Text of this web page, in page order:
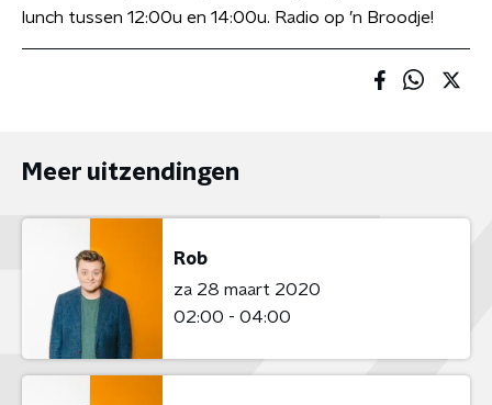
lunch tussen 12:00u en 14:00u. Radio op ’n Broodje!
Meer uitzendingen
Rob
za 28 maart 2020
02:00 - 04:00